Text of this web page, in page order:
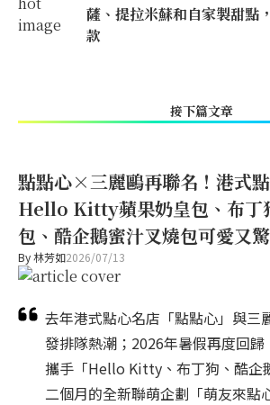
薩、提拉米蘇和自家製甜點
款
接下篇文章
點點心×三麗鷗再聯名！港式點
Hello Kitty蘋果奶皇包、布丁
包、酷企鵝蜜汁叉燒包可愛又
By林芳如2026/07/13
去年港式點心名店「點點心」與三
發排隊熱潮；2026年暑假再度回
攜手「Hello Kitty、布丁狗、酷企
二個月的全新聯萌企劃「萌友來點